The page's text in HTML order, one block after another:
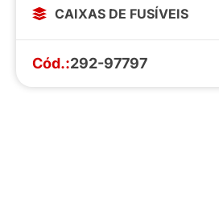
CAIXAS DE FUSÍVEIS
Cód.:292-97797